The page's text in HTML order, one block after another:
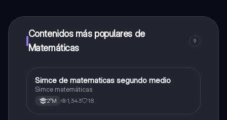
a determinadas funciones.
Contenidos más populares de
Matemáticas
9
Matemáticas
Simce de matematicas segundo medio
Simce matemáticas
2°M 1,343 18